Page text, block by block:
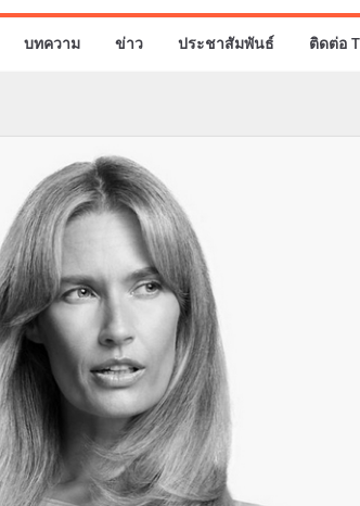
บทความ ข่าว ประชาสัมพันธ์ ติดต่อ